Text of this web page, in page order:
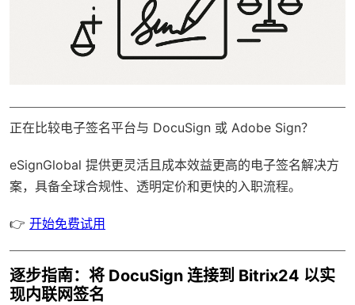
正在比较电子签名平台与 DocuSign 或 Adobe Sign？
eSignGlobal 提供更灵活且成本效益更高的电子签名解决方
案，具备全球合规性、透明定价和更快的入职流程。
👉 开始免费试用
逐步指南：将 DocuSign 连接到 Bitrix24 以实
现内联网签名